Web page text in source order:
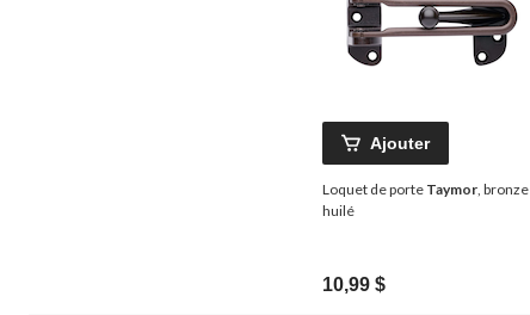
Ajouter
Loquet de porte Taymor, bronze
huilé
10,99 $